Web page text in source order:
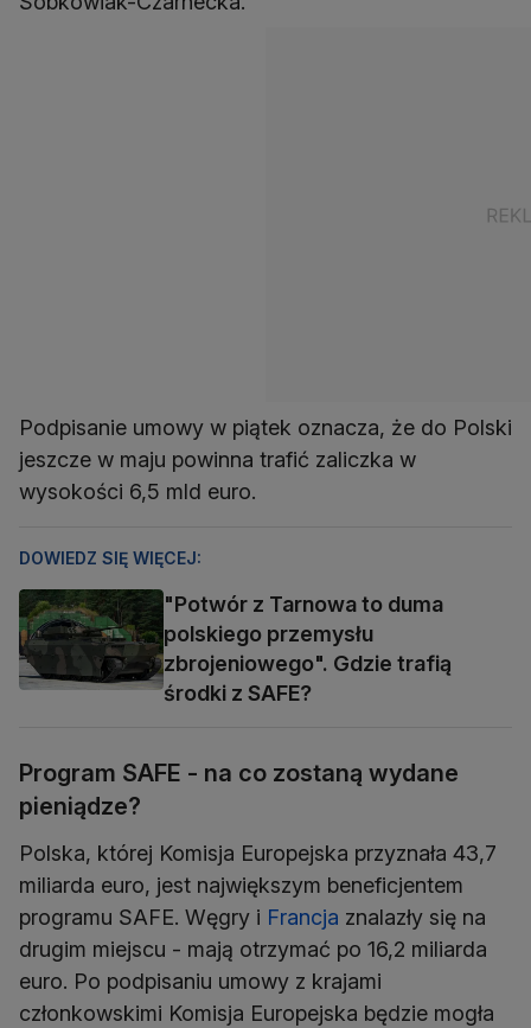
Podpisanie umowy w piątek oznacza, że do Polski
jeszcze w maju powinna trafić zaliczka w
wysokości 6,5 mld euro.
DOWIEDZ SIĘ WIĘCEJ:
"Potwór z Tarnowa to duma
polskiego przemysłu
zbrojeniowego". Gdzie trafią
środki z SAFE?
Program SAFE - na co zostaną wydane
pieniądze?
Polska, której Komisja Europejska przyznała 43,7
miliarda euro, jest największym beneficjentem
programu SAFE. Węgry i Francja znalazły się na
drugim miejscu - mają otrzymać po 16,2 miliarda
euro. Po podpisaniu umowy z krajami
członkowskimi Komisja Europejska będzie mogła